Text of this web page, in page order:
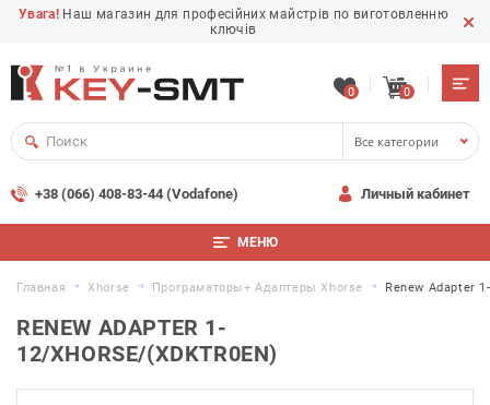
Увага! Наш магазин для професійних майстрів по виготовленню
ключів
0 0
Все категории
+38 (066) 408-83-44 (Vodafone) Личный кабинет
МЕНЮ
Главная Xhorse Програматоры+ Адаптеры Xhorse Renew Adapter
RENEW ADAPTER 1-
12/XHORSE/(XDKTR0EN)